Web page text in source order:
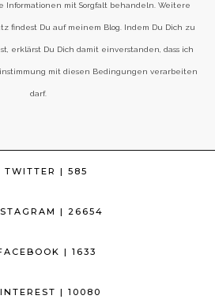
Informationen mit Sorgfalt behandeln. Weitere
findest Du auf meinem Blog. Indem Du Dich zu
erklärst Du Dich damit einverstanden, dass ich
mit diesen Bedingungen verarbeiten
darf.
TWITTER | 585
| 26654
| 1633
| 10080